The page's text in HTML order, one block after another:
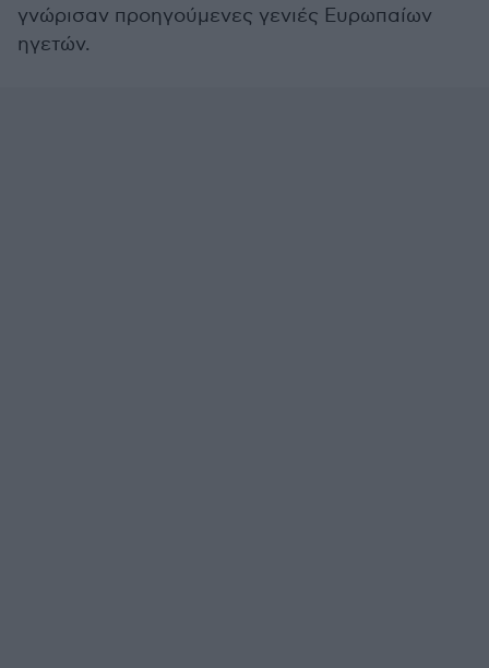
γνώρισαν προηγούμενες γενιές Ευρωπαίων
ηγετών.